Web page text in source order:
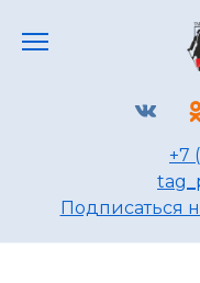
+7
Подписаться